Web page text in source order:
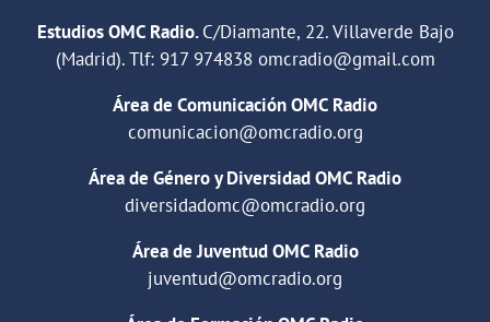
Estudios OMC Radio.C/Diamante, 22. Villaverde Bajo
(Madrid). Tlf: 917 974838 omcradio@gmail.com
Área de Comunicación OMC Radio
comunicacion@omcradio.org
Área de Género y Diversidad OMC Radio
diversidadomc@omcradio.org
Área de Juventud OMC Radio
juventud@omcradio.org